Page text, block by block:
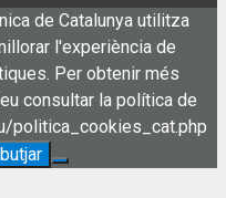
de Catalunya utilitza
l'experiència de
Per obtenir més
consultar la política de
politica_cookies_cat.php